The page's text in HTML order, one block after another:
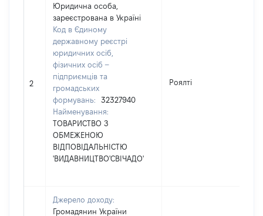
2
Юридична особа,
зареєстрована в Україні
Код в Єдиному
державному реєстрі
юридичних осіб,
фізичних осіб –
підприємців та
громадських
формувань:
32327940
Найменування:
ТОВАРИСТВО З
ОБМЕЖЕНОЮ
ВІДПОВІДАЛЬНІСТЮ
'ВИДАВНИЦТВО'СВІЧАДО'
Роялті
Джерело доходу:
Громадянин України